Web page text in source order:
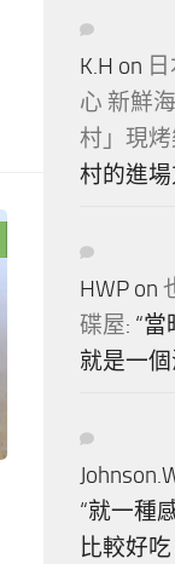
K.H on
心 新鮮
村」現烤
村的進
HWP on
碟屋: “當
就是一
“就一種
比較好